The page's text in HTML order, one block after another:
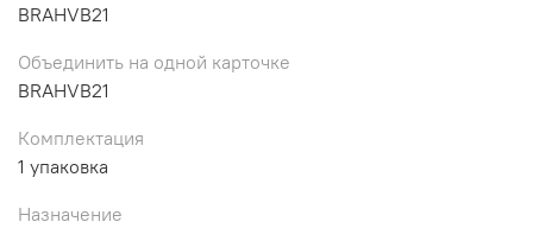
BRAHVB21
Объединить на одной карточке
BRAHVB21
Комплектация
1 упаковка
Назначение